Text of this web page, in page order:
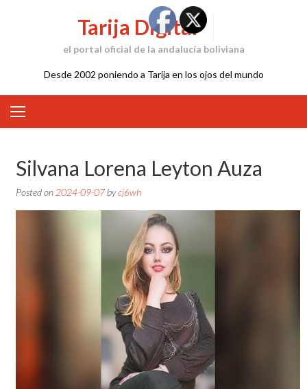
Tarija Digital
el portal oficial de la andalucía boliviana
Desde 2002 poniendo a Tarija en los ojos del mundo
Silvana Lorena Leyton Auza
Posted on 2024-09-07bycj6wh